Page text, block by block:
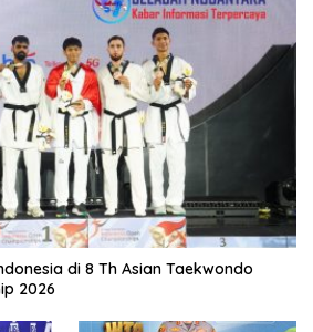
di 8 Th Asian Taekwondo
2026